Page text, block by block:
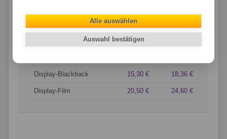
68,50 €
Display-Blackback 15,30 € 18,36 €
Display-Film 20,50 € 24,60 €
Alle auswählen
Auswahl bestätigen